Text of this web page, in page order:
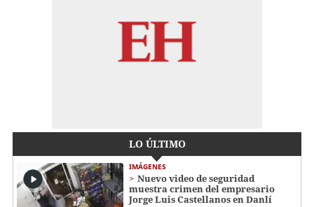
LO ÚLTIMO
IMÁGENES
Nuevo video de seguridad
muestra crimen del empresario
Jorge Luis Castellanos en Danlí